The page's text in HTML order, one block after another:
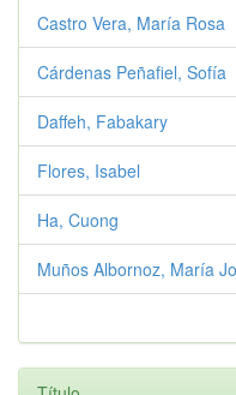
Castro Vera, María Rosa
Cárdenas Peñafiel, Sofía
Daffeh, Fabakary
Flores, Isabel
Ha, Cuong
Muños Albornoz, María